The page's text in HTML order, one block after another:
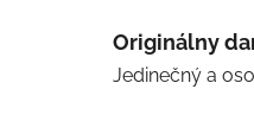
Originálny
Jedinečný a